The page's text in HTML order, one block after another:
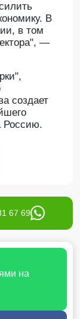
В
в том
—
создает
Россию.
67 69
на